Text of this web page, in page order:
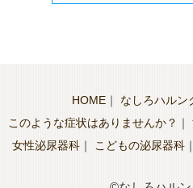
HOME｜ なしろハルン
このような症状はありませんか？ ｜
女性泌尿器科｜ こどもの泌尿器科｜